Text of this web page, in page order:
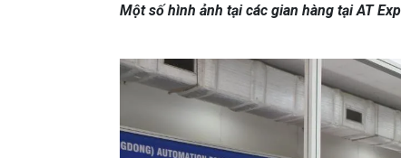
Một số hình ảnh tại các gian hàng tại AT